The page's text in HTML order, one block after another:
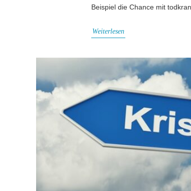
Beispiel die Chance mit
Weiterlesen